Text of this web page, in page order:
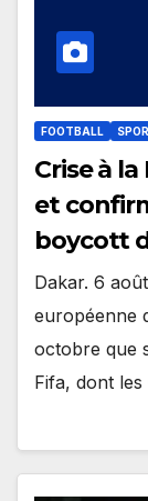
FOOTBALL
Crise à la
et
boycott
Dakar. 6
européenne
octobre que
Fifa, dont